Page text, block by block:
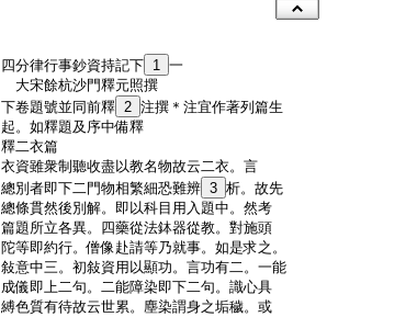
四分律行事鈔資持記下 1 一
大宋餘杭沙門釋元照撰
下卷題號並同前釋 2 注撰＊注宜作著列篇生
起。如釋題及序中備釋
釋二衣篇
衣資雖衆制聽收盡以教名物故云二衣。言
總別者即下二門物相繁細恐難辨 3 析。故先
總條貫然後別解。即以科目用入題中。然考
篇題所立各異。四藥從法鉢器從教。對施頭
陀等即約行。僧像赴請等乃就事。如是求之。
敍意中三。初敍資用以顯功。言功有二。一能
成儀即上二句。二能障染即下二句。識心具
縛色質有待故云世累。塵染謂身之垢穢。或